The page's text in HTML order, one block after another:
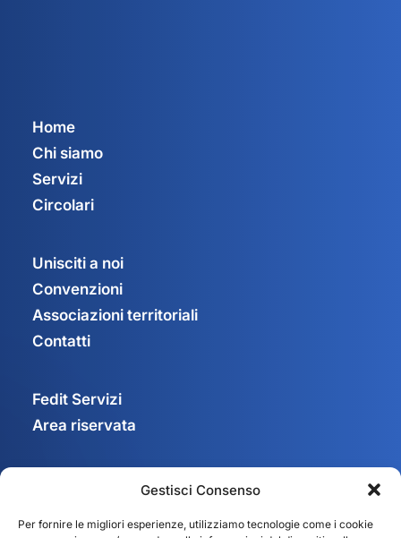
Gestisci Consenso
Per fornire le migliori esperienze, utilizziamo tecnologie come i cookie
Home
Chi siamo
Servizi
Circolari
Unisciti a noi
Convenzioni
Associazioni territoriali
Contatti
Fedit Servizi
Area riservata
Cookie Policy